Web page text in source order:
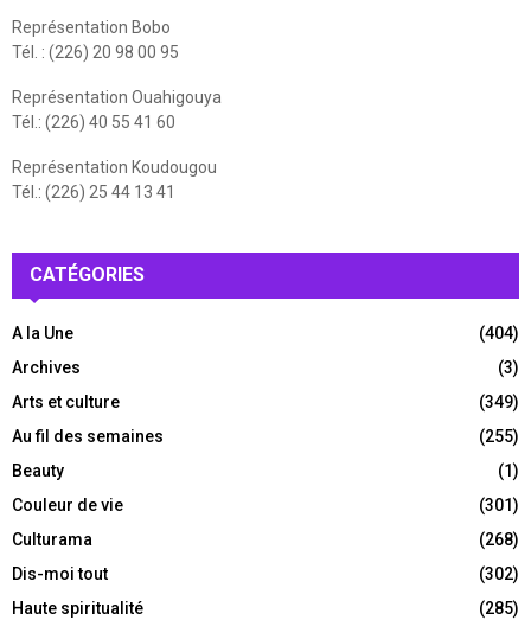
Représentation Bobo
Tél. : (226) 20 98 00 95
Représentation Ouahigouya
Tél.: (226) 40 55 41 60
Représentation Koudougou
Tél.: (226) 25 44 13 41
CATÉGORIES
A la Une
(404)
Archives
(3)
Arts et culture
(349)
Au fil des semaines
(255)
Beauty
(1)
Couleur de vie
(301)
Culturama
(268)
Dis-moi tout
(302)
Haute spiritualité
(285)